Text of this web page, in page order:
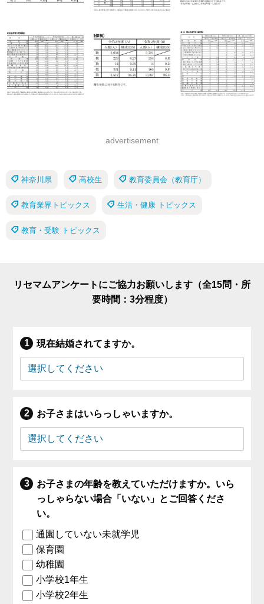
advertisement
神奈川県 高校生 教育委員会（教育庁）
教育業界トピックス 生活・健康 トピックス
教育・受験 トピックス
リセマムアンケートにご協力お願いします（全15問・所
要時間：3分程度）
現在結婚されてますか。
お子さまはいらっしゃいますか。
お子さまの年齢を教えていただけますか。いら
っしゃらない場合「いない」とご回答くださ
い。
通園していない未就学児
保育園
幼稚園
小学校1年生
小学校2年生